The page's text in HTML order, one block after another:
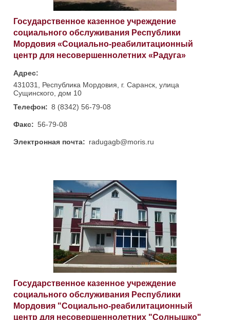
Государственное казенное учреждение
социального обслуживания Республики
Мордовия «Социально-реабилитационный
центр для несовершеннолетних «Радуга»
Адрес:
431031, Республика Мордовия, г. Саранск, улица
Сущинского, дом 10
Телефон: 8 (8342) 56-79-08
Факс: 56-79-08
Электронная почта: radugagb@moris.ru
Государственное казенное учреждение
социального обслуживания Республики
Мордовия "Социально-реабилитационный
центр для несовершеннолетних "Солнышко"